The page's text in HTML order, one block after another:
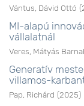
Vántus, Dávid Ottó (
MI-alapú
vállalatnál
Veres, Mátyás
Generatív
villamos-
Pap, Richárd (2025)